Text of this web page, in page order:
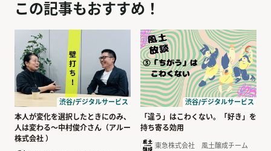
この記事もおすすめ！
渋谷/デジタルサービス
本人が変化を選択したときにのみ、
人は変わる～中村俊介さん（アルー
株式会社 ）
渋谷/デジタルサービス
「違う」はこわくない。「好き」を
持ち寄る効用
東急株式会社 風土醸成チーム